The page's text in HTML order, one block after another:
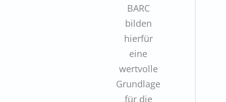
BARC
bilden
hierfür
eine
wertvolle
Grundlage
für die